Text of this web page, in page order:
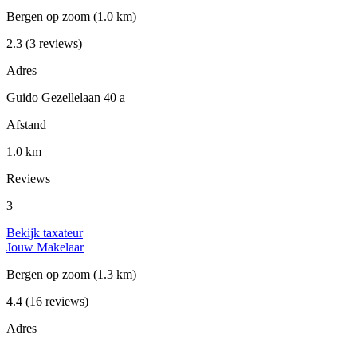
Bergen op zoom (1.0 km)
2.3 (3 reviews)
Adres
Guido Gezellelaan 40 a
Afstand
1.0 km
Reviews
3
Bekijk taxateur
Jouw Makelaar
Bergen op zoom (1.3 km)
4.4 (16 reviews)
Adres